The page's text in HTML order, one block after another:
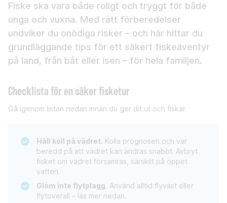
Fiske ska vara både roligt och tryggt för både
unga och vuxna. Med rätt förberedelser
undviker du onödiga risker – och här hittar du
grundläggande tips för ett säkert fiskeäventyr
på land, från båt eller isen – för hela familjen.
Checklista för en säker fisketur
Gå igenom listan nedan innan du ger dit ut och fiskar.
Håll koll på vädret. Kolla prognosen och var
beredd på att vädret kan ändras snabbt. Avbryt
fisket om vädret försämras, särskilt på öppet
vatten.
Glöm inte flytplagg. Använd alltid flyväst eller
flytoverall – läs mer nedan.